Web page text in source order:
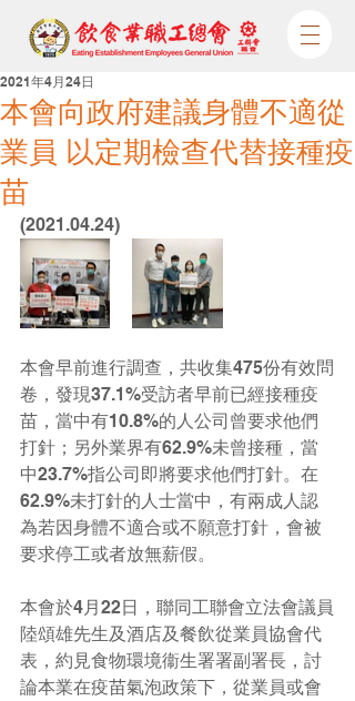
本會向政府建議身體不適從
業員 以定期檢查代替接種疫
苗
2021年4月24日
(2021.04.24)
本會早前進行調查，共收集475份有效問
卷，發現37.1%受訪者早前已經接種疫
苗，當中有10.8%的人公司曾要求他們
打針；另外業界有62.9%未曾接種，當
中23.7%指公司即將要求他們打針。在
62.9%未打針的人士當中，有兩成人認
為若因身體不適合或不願意打針，會被
要求停工或者放無薪假。
本會於4月22日，聯同工聯會立法會議員
陸頌雄先生及酒店及餐飲從業員協會代
表，約見食物環境衞生署署副署長，討
論本業在疫苗氣泡政策下，從業員或會